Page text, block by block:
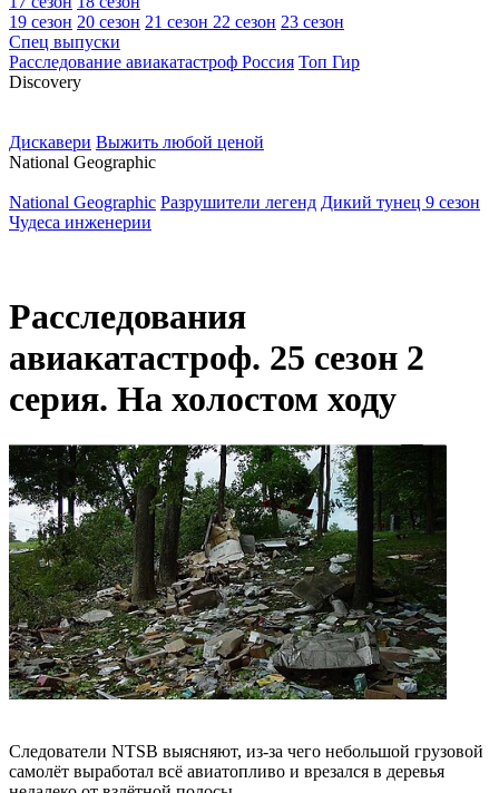
19 сезон 20 сезон 21 сезон 22 сезон 23 сезон
Спец выпуски
Расследование авиакатастроф Россия Топ Гир
Discovery
Дискавери Выжить любой ценой
National Geographic
National Geographic Разрушители легенд Дикий тунец 9 сезон
Чудеса инженерии
Расследования
авиакатастроф. 25 сезон 2
серия. На холостом ходу
Следователи NTSB выясняют, из-за чего небольшой грузовой
самолёт выработал всё авиатопливо и врезался в деревья